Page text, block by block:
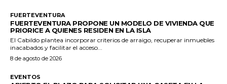
FUERTEVENTURA
FUERTEVENTURA PROPONE UN MODELO DE VIVIENDA QUE
PRIORICE A QUIENES RESIDEN EN LA ISLA
El Cabildo plantea incorporar criterios de arraigo, recuperar inmuebles
inacabados y facilitar el acceso...
8 de agosto de 2026
EVENTOS